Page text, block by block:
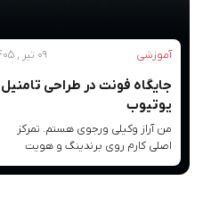
آموزشی 09 تیر , 1405
جایگاه فونت در طراحی تامنیل
یوتیوب
من آراز وکیلی ورجوی هستم. تمرکز
اصلی کارم روی برندینگ و هویت
بصریه، اما اولین مواجهه‌ی جدی من با